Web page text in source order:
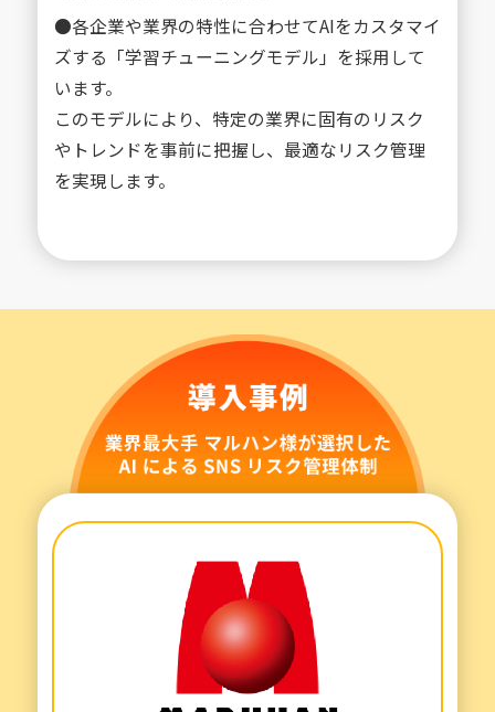
●各企業や業界の特性に合わせてAIをカスタマイ
ズする「学習チューニングモデル」を採用して
います。
このモデルにより、特定の業界に固有のリスク
やトレンドを事前に把握し、最適なリスク管理
を実現します。